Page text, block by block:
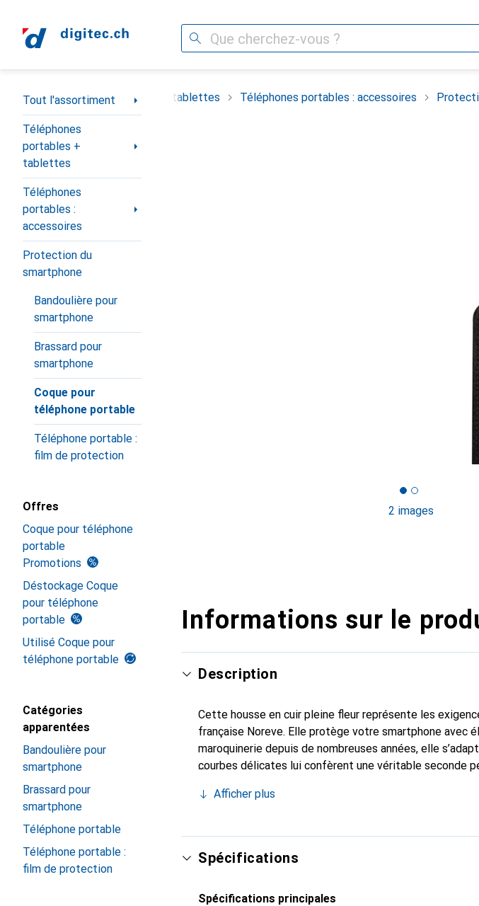
Recherche
Navigation par catégorie
Tout l'assortiment
Téléphones
portables +
tablettes
Téléphones
portables :
accessoires
Protection du
smartphone
Bandoulière pour
smartphone
Brassard pour
smartphone
Coque pour
téléphone portable
Téléphone portable :
film de protection
Offres
Coque pour téléphone
portable
Promotions
Déstockage Coque
pour téléphone
portable
Utilisé Coque pour
téléphone portable
Catégories
apparentées
Bandoulière pour
smartphone
Brassard pour
smartphone
Téléphone portable
Téléphone portable :
film de protection
Téléphones portables + tablettes Téléphones portables : accessoires
2 images
Informations sur le
Description
Cette housse en cuir pleine fleur représente les
française Noreve. Elle protège votre smartphone avec
maroquinerie depuis de nombreuses années, elle
courbes délicates lui confèrent une véritable seconde
est un choix sûr pour une clientèle exigeante.
Afficher plus
Spécifications
Spécifications principales